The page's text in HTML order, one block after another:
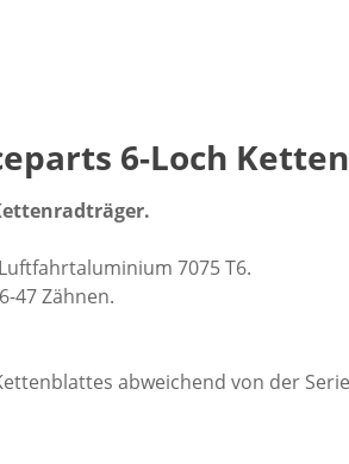
6-Loch
7075 T6.
47 Zähnen.
abweichend von der